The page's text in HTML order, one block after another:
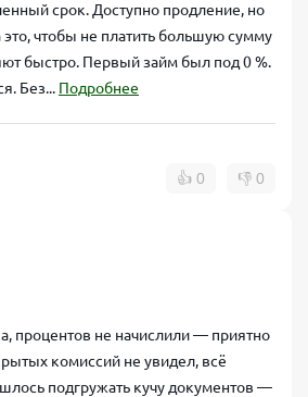
срок. Доступно продление, но
чтобы не платить большую сумму
быстро. Первый займ был под 0 %.
Без... Подробнее
👍 0 👎 0
процентов не начислили — приятно
комиссий не увидел, всё
подгружать кучу документов —